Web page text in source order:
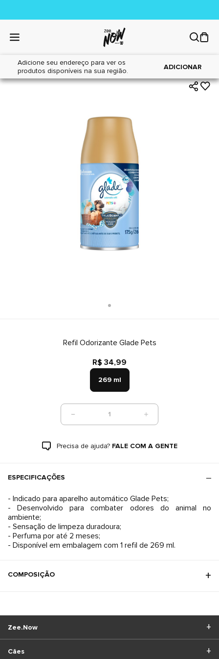
Adicione seu endereço para ver os
produtos disponíveis na sua região.
ADICIONAR
Home|Cães|Higiene
Refil Odorizante Glade Pets
R$ 34,99
269 ml
1
Precisa de ajuda? FALE COM A GENTE
ESPECIFICAÇÕES
- Indicado para aparelho automático Glade Pets;
- Desenvolvido para combater odores do animal no
ambiente;
- Sensação de limpeza duradoura;
- Perfuma por até 2 meses;
- Disponível em embalagem com 1 refil de 269 ml.
COMPOSIÇÃO
Cães
Zee.Now